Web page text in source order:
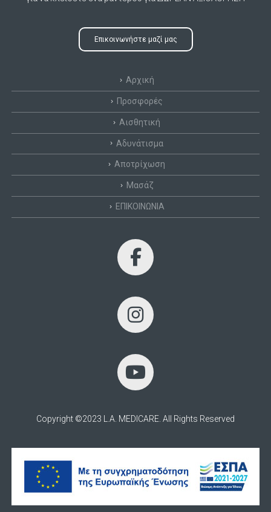
Επικοινωνήστε μαζί μας
Αρχική
Προσφορές
Αισθητική
Αδυνάτισμα
Αποτρίχωση
Μασάζ
ΕΠΙΚΟΙΝΩΝΙΑ
Copyright ©2023 L.A. MEDICARE. All Rights Reserved